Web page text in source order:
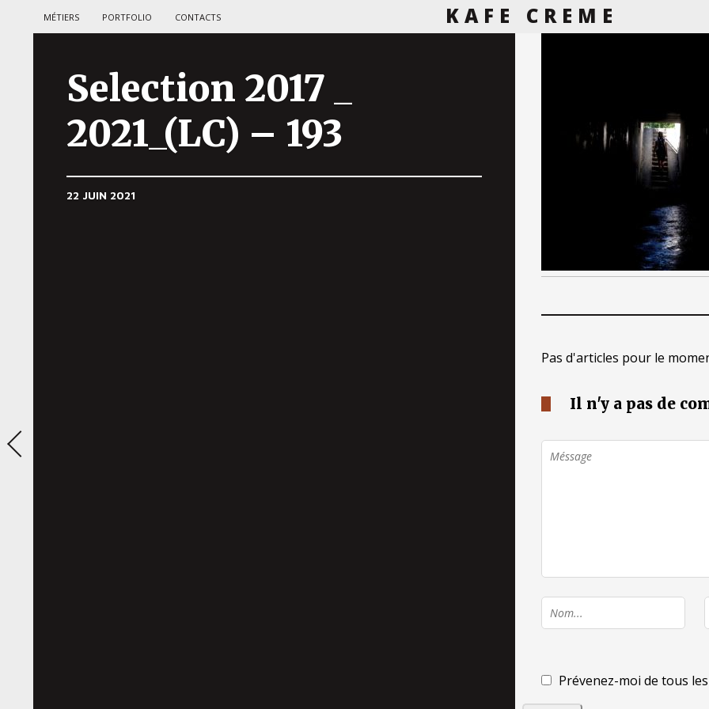
KAFE CREME
MÉTIERS PORTFOLIO CONTACTS
Selection 2017 _
2021_(LC) – 193
22 JUIN 2021
Pas d'articles pour le
Il n'y a pas de
Prévenez-moi de tous